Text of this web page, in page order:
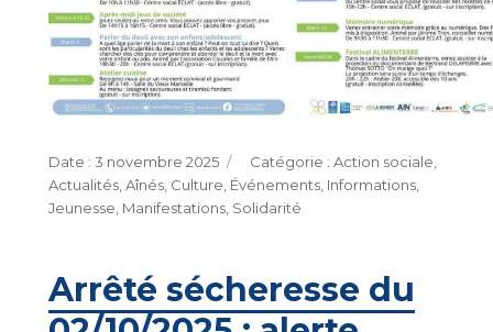
Publié
le
3 novembre 2025 Catégories
Action sociale
Actualités, Aînés, Culture Événements, Informations,
Jeunesse Manifestations, Solidarité
Arrêté sécheresse du